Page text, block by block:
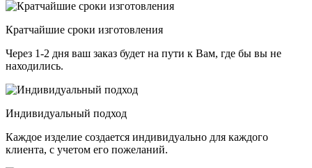
Кратчайшие сроки изготовления
Через 1-2 дня ваш заказ будет на пути к Вам, где бы вы не
находились.
Индивидуальный подход
Каждое изделие создается индивидуально для каждого
клиента, с учетом его пожеланий.